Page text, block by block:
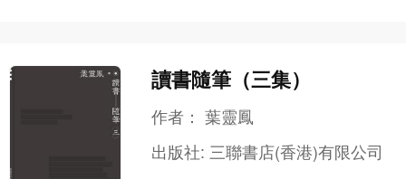
讀書隨筆（三集）
作者：葉靈鳳
出版社: 三聯書店(香港)有限公司